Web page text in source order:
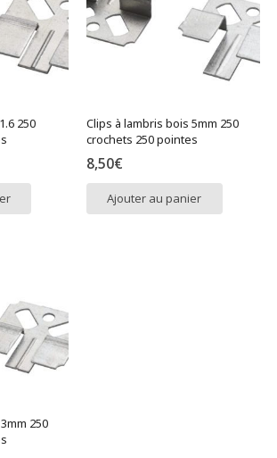
250
Clips à lambris bois 5mm 250
crochets 250 pointes
8,50€
Ajouter au panier
250